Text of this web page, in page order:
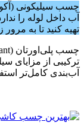
چسب سیلیکونی
آب داخل لوله را
تهیه کنید تا به
چسب پلی‌اورتان (Polyurethane Sealant)
ترکیبی از مزایای
آب‌بندی کامل‌تر